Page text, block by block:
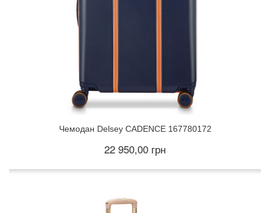
Чемодан Delsey CADENCE 167780172
22 950,00 грн